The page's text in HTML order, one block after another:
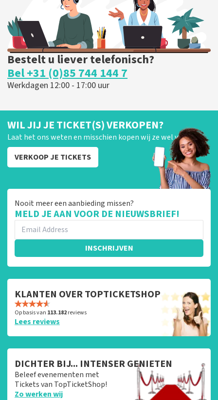
Bestelt u liever telefonisch?
Bel +31 (0)85 744 144 7
Werkdagen 12:00 - 17:00 uur
WIL JIJ JE TICKET(S) VERKOPEN?
Laat het ons weten en misschien kopen wij ze wel van je!
VERKOOP JE TICKETS
Nooit meer een aanbieding missen?
MELD JE AAN VOOR DE NIEUWSBRIEF!
INSCHRIJVEN
KLANTEN OVER TOPTICKETSHOP
Op basis van 113.182reviews
Lees reviews
DICHTER BIJ... INTENSER GENIETEN
Beleef evenementen met
Tickets van TopTicketShop!
Zo werken wij